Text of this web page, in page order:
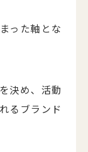
った軸とな
決め、活動
るブランド